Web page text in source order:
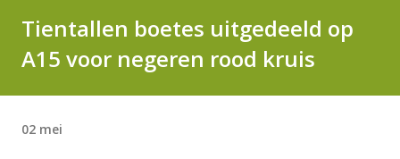
Tientallen boetes uitgedeeld op
A15 voor negeren rood kruis
02 mei